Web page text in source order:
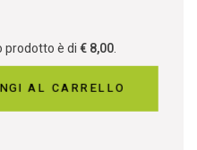
prodotto è di€8,00.
AL CARRELLO